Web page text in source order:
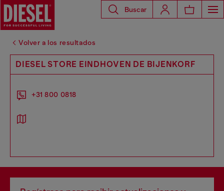
Buscar
Volver a los resultados
DIESEL STORE EINDHOVEN DE BIJENKORF
+31 800 0818